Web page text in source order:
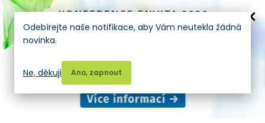
Odebírejte naše notifikace, aby Vám neutekla žádná
novinka.
Ano, zapnout
Ne, děkuji